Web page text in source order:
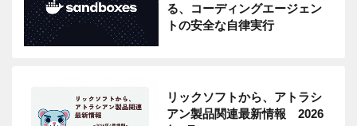
る、コーディングエージェン
トの安全な自律実行
リックソフトから、アトラシ
アン製品関連最新情報 2026